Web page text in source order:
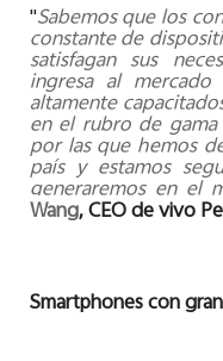
"Sabemos que los
constante de
satisfagan sus
ingresa al
altamente
en el rubro de gama
por las que hemos
país y estamos
generaremos en el
Wang, CEO de vivo
Smartphones con